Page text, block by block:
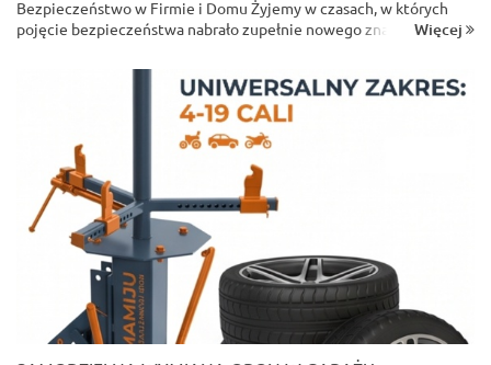
Bezpieczeństwo w Firmie i Domu Żyjemy w czasach, w których
pojęcie bezpieczeństwa nabrało zupełnie nowego znaczenia.Więcej